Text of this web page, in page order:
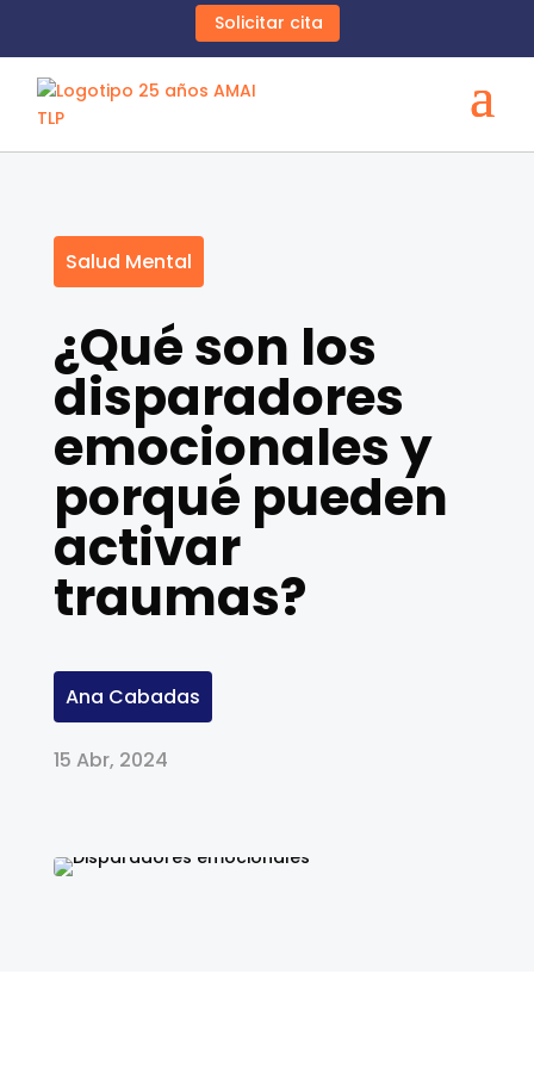
Solicitar cita
Salud Mental
¿Qué son los
disparadores
emocionales y
porqué pueden
activar
traumas?
Ana Cabadas
15 Abr, 2024